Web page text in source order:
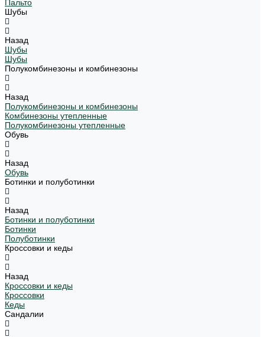
Пальто
Шубы
Назад
Шубы
Шубы
Полукомбинезоны и комбинезоны
Назад
Полукомбинезоны и комбинезоны
Комбинезоны утепленные
Полукомбинезоны утепленные
Обувь
Назад
Обувь
Ботинки и полуботинки
Назад
Ботинки и полуботинки
Ботинки
Полуботинки
Кроссовки и кеды
Назад
Кроссовки и кеды
Кроссовки
Кеды
Сандалии